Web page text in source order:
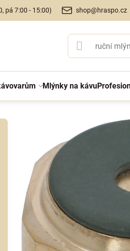
pá 7:00 - 15:00) shop@hraspo.cz
Mlýnky na kávu